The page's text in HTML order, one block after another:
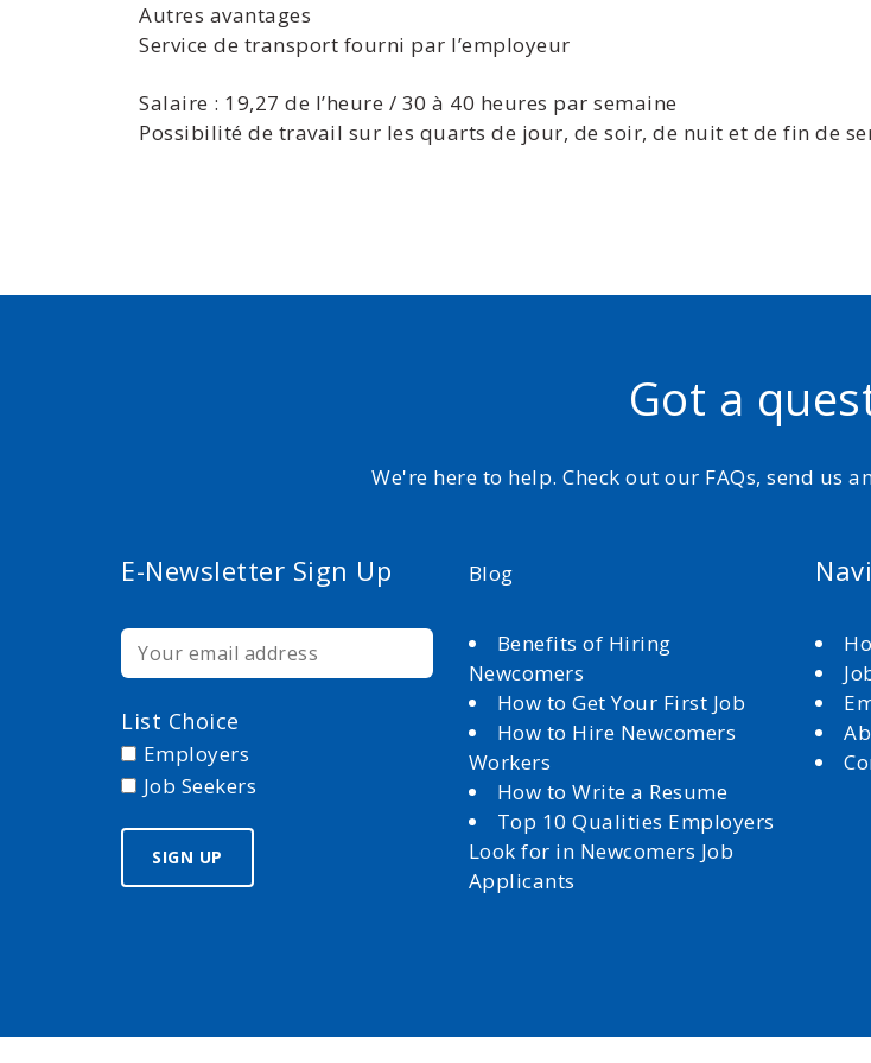
Autres avantages
Service de transport fourni par l’employeur
Salaire : 19,27 de l’heure / 30 à 40 heures par semaine
Possibilité de travail sur les quarts de jour, de soir, de nuit et de fin de
Got a
We're here to help. Check out our FAQs, send us
E-Newsletter Sign Up
List Choice
Employers
Job Seekers
Blog
Benefits of Hiring
Newcomers
How to Get Your First Job
How to Hire Newcomers
Workers
How to Write a Resume
Top 10 Qualities Employers
Look for in Newcomers Job
Applicants